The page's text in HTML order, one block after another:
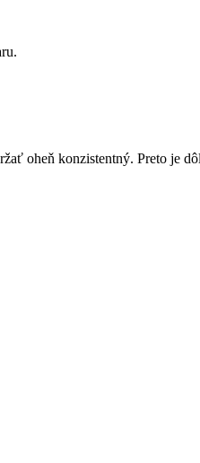
oheň‍ konzistentný. ⁢Preto je‌